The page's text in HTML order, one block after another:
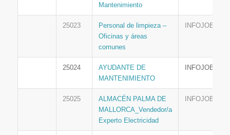
Mantenimiento
25023
Personal de limpieza –
Oficinas y áreas
comunes
INFOJOBS
25024
AYUDANTE DE
MANTENIMIENTO
INFOJOBS
25025
ALMACÉN PALMA DE
MALLORCA_Vendedor/a
Experto Electricidad
INFOJOBS